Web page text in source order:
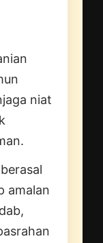
niat
amalan